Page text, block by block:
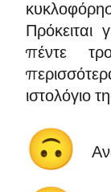
πέντε
ιστολόγιο
🙃